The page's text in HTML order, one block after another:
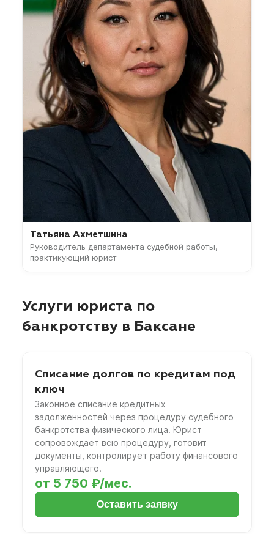
Татьяна Ахметшина
Руководитель департамента судебной работы,
практикующий юрист
Услуги юриста по
банкротству в Баксане
Списание долгов по кредитам под
ключ
Законное списание кредитных
задолженностей через процедуру судебного
банкротства физического лица. Юрист
сопровождает всю процедуру, готовит
документы, контролирует работу финансового
управляющего.
от 5 750 ₽/мес.
Оставить заявку